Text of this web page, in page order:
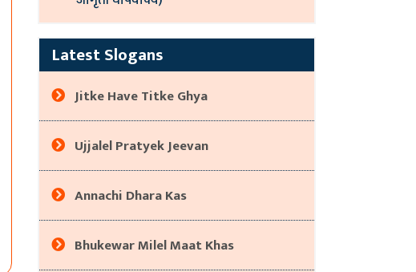
Latest Slogans
Jitke Have Titke Ghya
Ujjalel Pratyek Jeevan
Annachi Dhara Kas
Bhukewar Milel Maat Khas